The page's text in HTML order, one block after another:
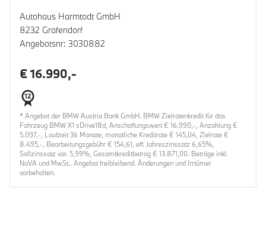
Autohaus Harmtodt GmbH
8232 Grafendorf
Angebotsnr: 3030882
€ 16.990,-
* Angebot der BMW Austria Bank GmbH. BMW Zielratenkredit für das
Fahrzeug BMW X1 sDrive18d, Anschaffungswert € 16.990,-, Anzahlung €
5.097,-, Laufzeit 36 Monate, monatliche Kreditrate € 145,04, Zielrate €
8.495,-, Bearbeitungsgebühr € 154,61, eff. Jahreszinssatz 6,65%,
Sollzinssatz var. 5,99%, Gesamtkreditbetrag € 13.871,00. Beträge inkl.
NoVA und MwSt.. Angebot freibleibend. Änderungen und Irrtümer
vorbehalten.